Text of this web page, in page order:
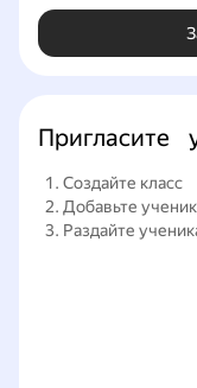
Пригласите
Создайте класс
Добавьте
Раздайте